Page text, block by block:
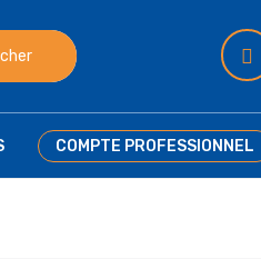
COMPTE PROFESSIONNEL